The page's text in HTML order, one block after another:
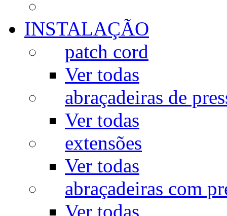
INSTALAÇÃO
patch cord
Ver todas
abraçadeiras de
Ver todas
extensões
Ver todas
abraçadeiras com
Ver todas